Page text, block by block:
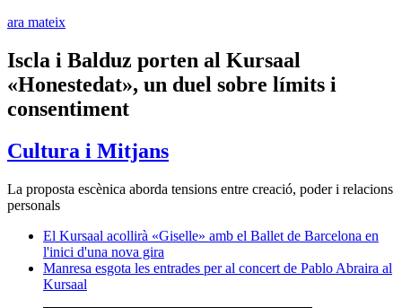
ara mateix
Iscla i Balduz porten al Kursaal
«Honestedat», un duel sobre límits i
consentiment
Cultura i Mitjans
La proposta escènica aborda tensions entre creació, poder i relacions
personals
El Kursaal acollirà «Giselle» amb el Ballet de Barcelona en
l'inici d'una nova gira
Manresa esgota les entrades per al concert de Pablo Abraira al
Kursaal